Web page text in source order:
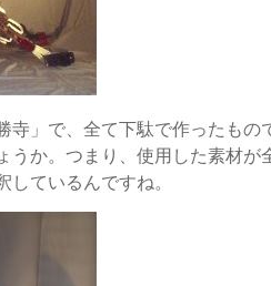
寺」で、全て下駄で作ったも
うか。つまり、使用した素材
ているんですね。